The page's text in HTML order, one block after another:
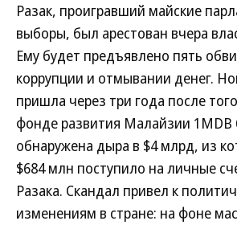
Разак, проигравший майские
выборы, был арестован вчера
Ему будет предъявлено пять
коррупции и отмывании денег.
пришла через три года после
фонде развития Малайзии 1MDB
обнаружена дыра в $4 млрд, из
$684 млн поступило на личные
Разака. Скандал привел к
изменениям в стране: на фоне